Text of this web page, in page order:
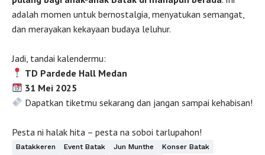
adalah momen untuk bernostalgia, menyatukan semangat,
dan merayakan kekayaan budaya leluhur.
Jadi, tandai kalendermu:
TD Pardede Hall Medan
31 Mei 2025
Dapatkan tiketmu sekarang dan jangan sampai kehabisan!
Pesta ni halak hita – pesta na soboi tarlupahon!
Batakkeren Event Batak Jun Munthe
Konser Batak